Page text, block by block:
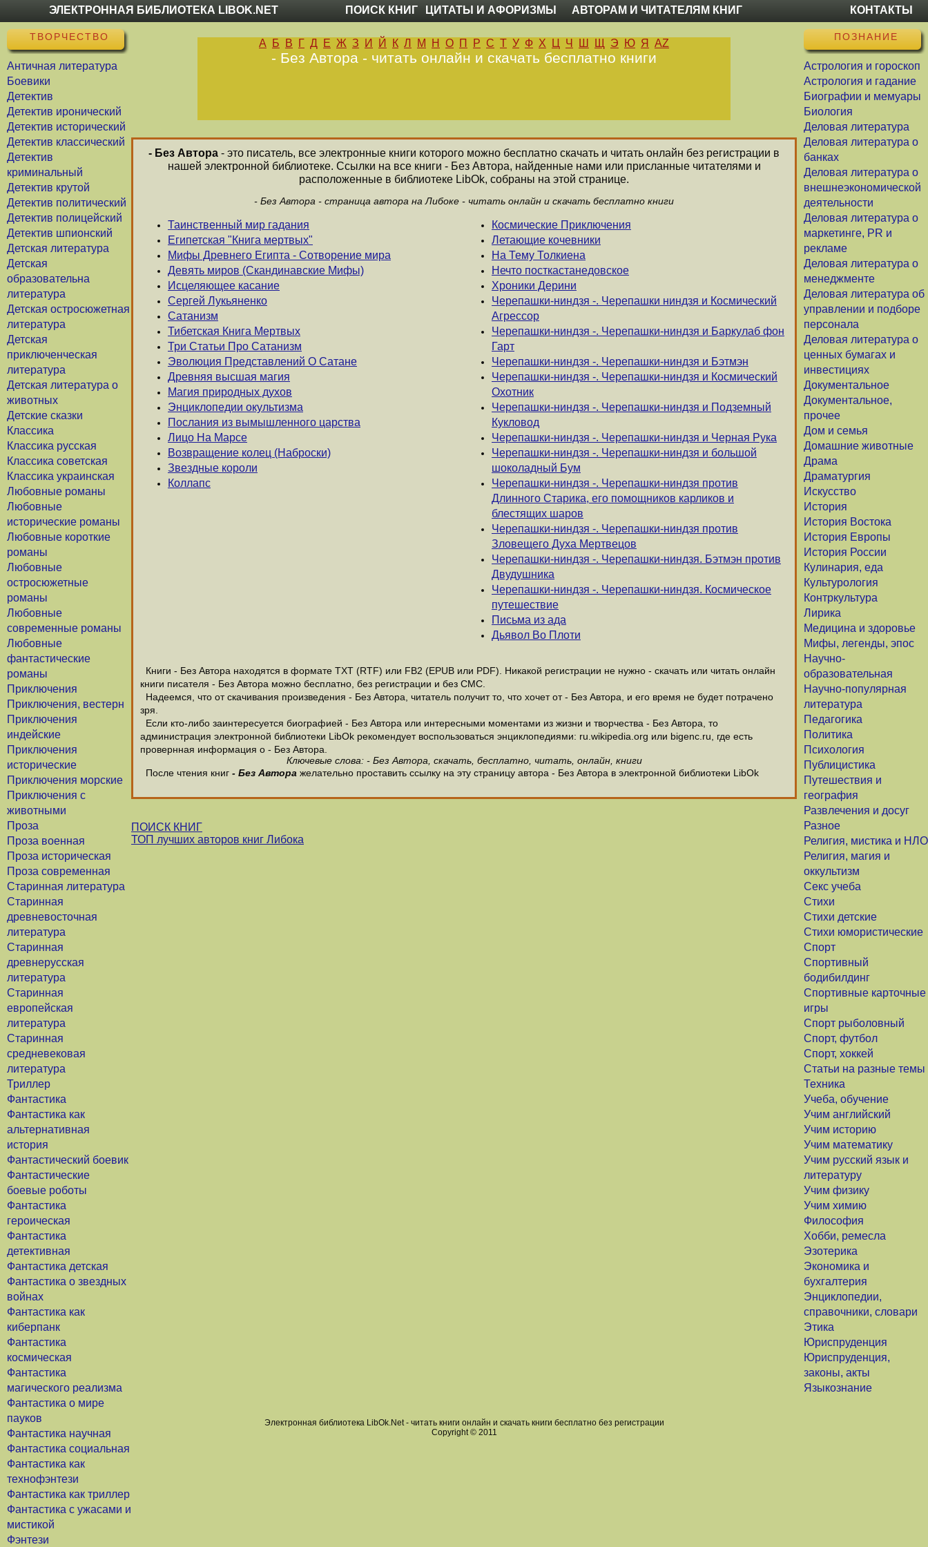
ЭЛЕКТРОННАЯ БИБЛИОТЕКА LIBOK.NET ПОИСК КНИГ ЦИТАТЫ И АФОРИЗМЫ АВТОРАМ И ЧИТАТЕЛЯМ КНИГ КОНТАКТЫ
ТВОРЧЕСТВО
Античная литература
Боевики
Детектив
Детектив иронический
Детектив исторический
Детектив классический
Детектив
криминальный
Детектив крутой
Детектив политический
Детектив полицейский
Детектив шпионский
Детская литература
Детская
образовательна
литература
Детская остросюжетная
литература
Детская
приключенческая
литература
Детская литература о
животных
Детские сказки
Классика
Классика русская
Классика советская
Классика украинская
Любовные романы
Любовные
исторические романы
Любовные короткие
романы
Любовные
остросюжетные
романы
Любовные
современные романы
Любовные
фантастические
романы
Приключения
Приключения, вестерн
Приключения
индейские
Приключения
исторические
Приключения морские
Приключения с
животными
Проза
Проза военная
Проза историческая
Проза современная
Старинная литература
Старинная
древневосточная
литература
Старинная
древнерусская
литература
Старинная
европейская
литература
Старинная
средневековая
литература
Триллер
Фантастика
Фантастика как
альтернативная
история
Фантастический боевик
Фантастические
боевые роботы
Фантастика
героическая
Фантастика
детективная
Фантастика детская
Фантастика о звездных
войнах
Фантастика как
киберпанк
Фантастика
космическая
Фантастика
магического реализма
Фантастика о мире
пауков
Фантастика научная
Фантастика социальная
Фантастика как
технофэнтези
Фантастика как триллер
Фантастика с ужасами и
мистикой
Фэнтези
ПОЗНАНИЕ
Астрология и гороскоп
Астрология и гадание
Биографии и мемуары
Биология
Деловая литература
Деловая литература о
банках
Деловая литература о
внешнеэкономической
деятельности
Деловая литература о
маркетинге, PR и
рекламе
Деловая литература о
менеджменте
Деловая литература об
управлении и подборе
персонала
Деловая литература о
ценных бумагах и
инвестициях
Документальное
Документальное,
прочее
Дом и семья
Домашние животные
Драма
Драматургия
Искусство
История
История Востока
История Европы
История России
Кулинария, еда
Культурология
Контркультура
Лирика
Медицина и здоровье
Мифы, легенды, эпос
Научно-
образовательная
Научно-популярная
литература
Педагогика
Политика
Психология
Публицистика
Путешествия и
география
Развлечения и досуг
Разное
Религия, мистика и НЛО
Религия, магия и
оккультизм
Секс учеба
Стихи
Стихи детские
Стихи юмористические
Спорт
Спортивный
бодибилдинг
Спортивные карточные
игры
Спорт рыболовный
Спорт, футбол
Спорт, хоккей
Статьи на разные темы
Техника
Учеба, обучение
Учим английский
Учим историю
Учим математику
Учим русский язык и
литературу
Учим физику
Учим химию
Философия
Хобби, ремесла
Эзотерика
Экономика и
бухгалтерия
Энциклопедии,
справочники, словари
Этика
Юриспруденция
Юриспруденция,
законы, акты
Языкознание
А Б В Г Д Е Ж З И Й К Л М Н О П Р С Т У Ф Х Ц Ч Ш Щ Э Ю Я AZ
- Без Автора - читать онлайн и скачать бесплатно книги
- Без Автора - это писатель, все электронные книги которого можно бесплатно скачать и читать онлайн без регистрации в
нашей электронной библиотеке. Ссылки на все книги - Без Автора, найденные нами или присланные читателями и
расположенные в библиотеке LibOk, собраны на этой странице.
- Без Автора - страница автора на Либоке - читать онлайн и скачать бесплатно книги
Таинственный мир гадания
Египетская "Книга мертвых"
Мифы Древнего Египта - Сотворение мира
Девять миров (Скандинавские Мифы)
Исцеляющее касание
Сергей Лукьяненко
Сатанизм
Тибетская Книга Мертвых
Три Статьи Про Сатанизм
Эволюция Представлений О Сатане
Древняя высшая магия
Магия природных духов
Энциклопедии окультизма
Послания из вымышленного царства
Лицо На Марсе
Возвращение колец (Наброски)
Звездные короли
Коллапс
Космические Приключения
Летающие кочевники
На Тему Толкиена
Нечто посткастанедовское
Хроники Дерини
Черепашки-ниндзя -. Черепашки ниндзя и Космический
Агрессор
Черепашки-ниндзя -. Черепашки-ниндзя и Баркулаб фон
Гарт
Черепашки-ниндзя -. Черепашки-ниндзя и Бэтмэн
Черепашки-ниндзя -. Черепашки-ниндзя и Космический
Охотник
Черепашки-ниндзя -. Черепашки-ниндзя и Подземный
Кукловод
Черепашки-ниндзя -. Черепашки-ниндзя и Черная Рука
Черепашки-ниндзя -. Черепашки-ниндзя и большой
шоколадный Бум
Черепашки-ниндзя -. Черепашки-ниндзя против
Длинного Старика, его помощников карликов и
блестящих шаров
Черепашки-ниндзя -. Черепашки-ниндзя против
Зловещего Духа Мертвецов
Черепашки-ниндзя -. Черепашки-ниндзя. Бэтмэн против
Двудушника
Черепашки-ниндзя -. Черепашки-ниндзя. Космическое
путешествие
Письма из ада
Дьявол Во Плоти
Книги - Без Автора находятся в формате ТХТ (RTF) или FB2 (EPUB или PDF). Никакой регистрации не нужно - скачать или читать онлайн
книги писателя - Без Автора можно бесплатно, без регистрации и без СМС.
Надеемся, что от скачивания произведения - Без Автора, читатель получит то, что хочет от - Без Автора, и его время не будет потрачено
зря.
Если кто-либо заинтересуется биографией - Без Автора или интересными моментами из жизни и творчества - Без Автора, то
администрация электронной библиотеки LibOk рекомендует воспользоваться энциклопедиями: ru.wikipedia.org или bigenc.ru, где есть
провернная информация о - Без Автора.
Ключевые слова: - Без Автора, скачать, бесплатно, читать, онлайн, книги
После чтения книг - Без Автора желательно проставить ссылку на эту страницу автора - Без Автора в электронной библиотеки LibOk
ПОИСК КНИГ
ТОП лучших авторов книг Либока
Электронная библиотека LibOk.Net - читать книги онлайн и скачать книги бесплатно без регистрации
Copyright © 2011